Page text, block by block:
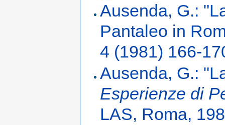
Ausenda, G.:
Pantaleo in
4 (1981) 166-
Ausenda, G.:
Esperienze di
LAS, Roma,